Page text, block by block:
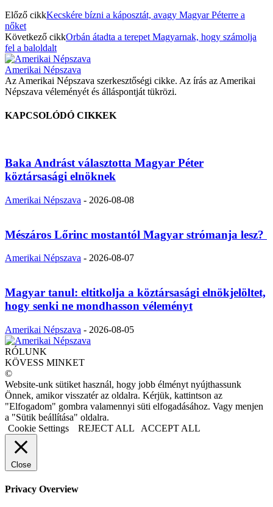
Előző cikkKecskére bízni a káposztát, avagy Magyar Péterre a
nőket
Következő cikkOrbán átadta a terepet Magyarnak, hogy számolja
fel a baloldalt
Amerikai Népszava
Az Amerikai Népszava szerkesztőségi cikke. Az írás az Amerikai
Népszava véleményét és álláspontját tükrözi.
KAPCSOLÓDÓ CIKKEK
Baka Andrást választotta Magyar Péter
köztársasági elnöknek
Amerikai Népszava - 2026-08-08
Mészáros Lőrinc mostantól Magyar strómanja lesz?
Amerikai Népszava - 2026-08-07
Magyar tanul: eltitkolja a köztársasági elnökjelöltet,
hogy senki ne mondhasson véleményt
Amerikai Népszava - 2026-08-05
RÓLUNK
KÖVESS MINKET
©
Website-unk sütiket használ, hogy jobb élményt nyújthassunk
Önnek, amikor visszatér az oldalra. Kérjük, kattintson az
"Elfogadom" gombra valamennyi süti elfogadásához. Vagy menjen
a "Sütik beállítása" oldalra.
Cookie Settings
REJECT ALL ACCEPT ALL
Close
Privacy Overview